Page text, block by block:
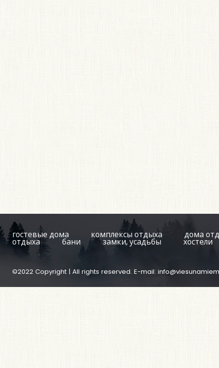
гостевые дома комплексы отдыха дома
отдыха бани замки, усадьбы хостели
©2022 Copyright | All rights reserved. E-mail: